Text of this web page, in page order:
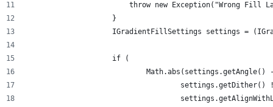
throw new Exception("Wrong Fill
                    }
IGradientFillSettings settings =
                    if (
Math.abs(settings.getAngle()
settings.getDither()